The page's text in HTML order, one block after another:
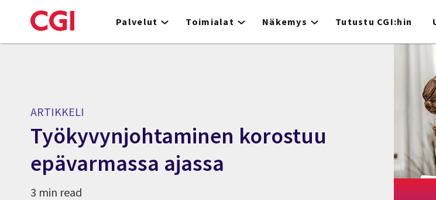
to
Palvelut Toimialat Näkemys Tutustu CGI:hin
ARTIKKELI
Työkyvynjohtaminen korostuu
epävarmassa ajassa
3 min read